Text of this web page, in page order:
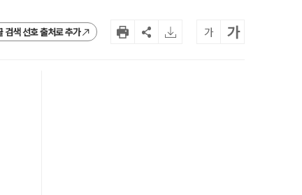
검색 선호 출처로 추가 가 가